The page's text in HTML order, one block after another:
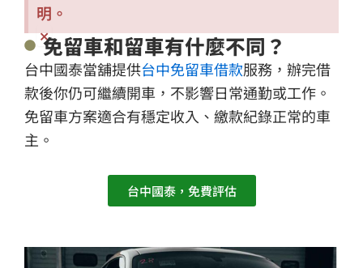
明。
×免留車和留車有什麼不同？
台中國泰當舖提供台中免留車借款服務，辦完借
款後你仍可繼續開車，不影響日常通勤或工作。
免留車方案適合有穩定收入、繳款紀錄正常的車
主。
台中國泰，免費評估